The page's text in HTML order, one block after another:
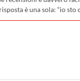
è una sola: “io